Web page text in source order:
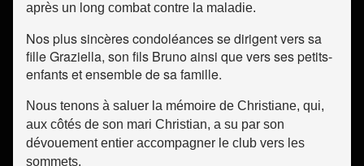
après un long combat contre la maladie.
Nos plus sincères condoléances se dirigent vers sa
fille Graziella, son fils Bruno ainsi que vers ses petits-
enfants et ensemble de sa famille.
Nous tenons à saluer la mémoire de Christiane, qui,
aux côtés de son mari Christian, a su par son
dévouement entier accompagner le club vers les
sommets.